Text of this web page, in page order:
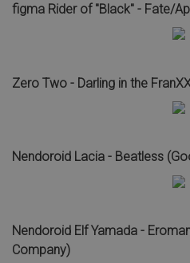
figma Rider of "Black" - Fate/
Zero Two - Darling in the
Nendoroid Lacia - Beatless
Nendoroid Elf Yamada -
Company)